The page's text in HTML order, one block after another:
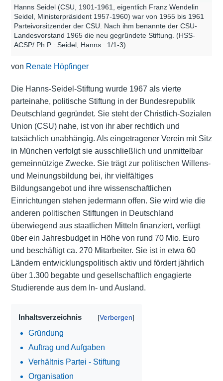
Hanns Seidel (CSU, 1901-1961, eigentlich Franz Wendelin
Seidel, Ministerpräsident 1957-1960) war von 1955 bis 1961
Parteivorsitzender der CSU. Nach ihm benannte der CSU-
Landesvorstand 1965 die neu gegründete Stiftung. (HSS-
ACSP/ Ph P : Seidel, Hanns : 1/1-3)
von Renate Höpfinger
Die Hanns-Seidel-Stiftung wurde 1967 als vierte
parteinahe, politische Stiftung in der Bundesrepublik
Deutschland gegründet. Sie steht der Christlich-Sozialen
Union (CSU) nahe, ist von ihr aber rechtlich und
tatsächlich unabhängig. Als eingetragener Verein mit Sitz
in München verfolgt sie ausschließlich und unmittelbar
gemeinnützige Zwecke. Sie trägt zur politischen Willens-
und Meinungsbildung bei, ihr vielfältiges
Bildungsangebot und ihre wissenschaftlichen
Einrichtungen stehen jedermann offen. Sie wird wie die
anderen politischen Stiftungen in Deutschland
überwiegend aus staatlichen Mitteln finanziert, verfügt
über ein Jahresbudget in Höhe von rund 70 Mio. Euro
und beschäftigt ca. 270 Mitarbeiter. Sie ist in etwa 60
Ländern entwicklungspolitisch aktiv und fördert jährlich
über 1.300 begabte und gesellschaftlich engagierte
Studierende aus dem In- und Ausland.
Inhaltsverzeichnis
Gründung
Auftrag und Aufgaben
Verhältnis Partei - Stiftung
Organisation